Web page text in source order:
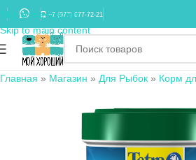
Skip to navigation
Skip to main content
+7 (977) 677-72-21
Главная » Магазин » Для Рыбок » Корм